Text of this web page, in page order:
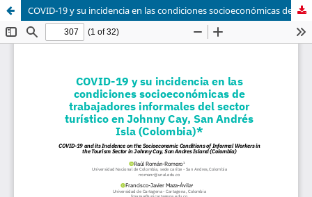
COVID-19 y su incidencia en las condiciones socioeconómicas de trabajadores informales del sector turístico en Johnny Cay, San Andrés Isla (Colombia)